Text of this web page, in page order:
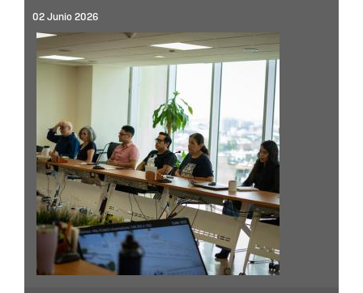
02 Junio 2026